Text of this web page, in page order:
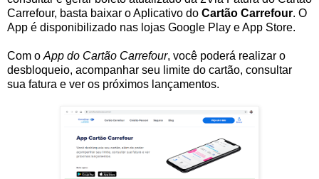
Carrefour, basta baixar o Aplicativo do Cartão Carrefour. O
App é disponibilizado nas lojas Google Play e App Store.
Com o App do Cartão Carrefour, você poderá realizar o
desbloqueio, acompanhar seu limite do cartão, consultar
sua fatura e ver os próximos lançamentos.